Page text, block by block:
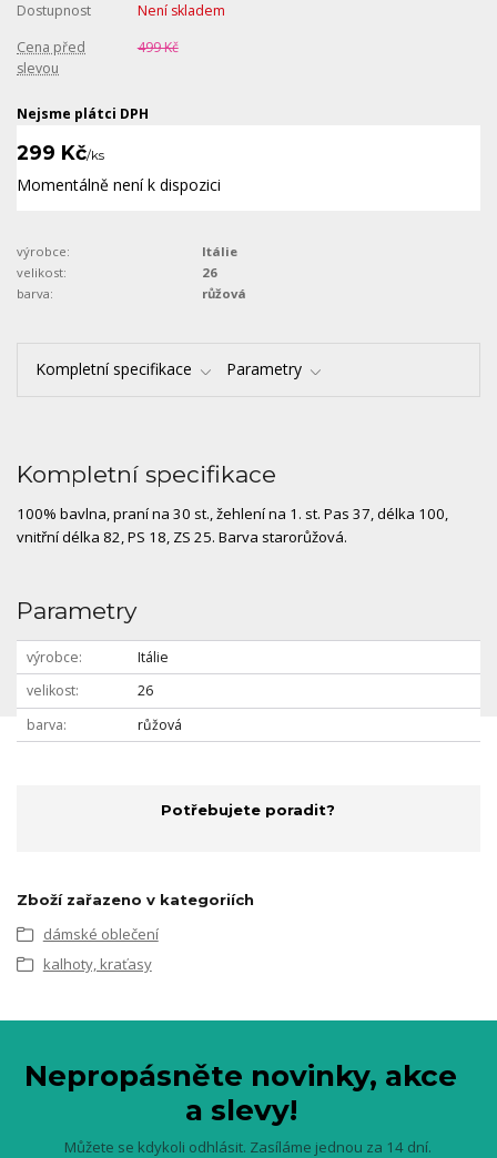
Dostupnost
Není skladem
Cena před
slevou
499 Kč
Nejsme plátci DPH
299 Kč/ks
Momentálně není k dispozici
výrobce:
Itálie
velikost:
26
barva:
růžová
Kompletní specifikace Parametry
Kompletní specifikace
100% bavlna, praní na 30 st., žehlení na 1. st. Pas 37, délka 100,
vnitřní délka 82, PS 18, ZS 25. Barva starorůžová.
Parametry
výrobce
Itálie
velikost
26
barva
růžová
Potřebujete poradit?
Zboží zařazeno v kategoriích
dámské oblečení
kalhoty, kraťasy
Nepropásněte novinky, akce
a slevy!
Můžete se kdykoli odhlásit. Zasíláme jednou za 14 dní.